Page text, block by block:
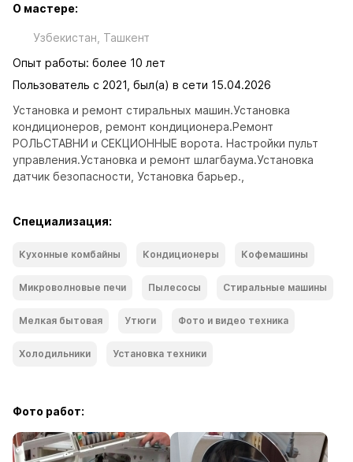
О мастере:
Узбекистан, Ташкент
Опыт работы: более 10 лет
Пользователь с 2021, был(а) в сети 15.04.2026
Установка и ремонт стиральных машин.Установка
кондиционеров, ремонт кондиционера.Ремонт
РОЛЬСТАВНИ и СЕКЦИОННЫЕ ворота. Настройки пульт
управления.Установка и ремонт шлагбаума.Установка
датчик безопасности, Установка барьер.,
Специализация:
Кухонные комбайны Кондиционеры Кофемашины
Микроволновые печи Пылесосы Стиральные машины
Мелкая бытовая Утюги Фото и видео техника
Холодильники Установка техники
Фото работ: